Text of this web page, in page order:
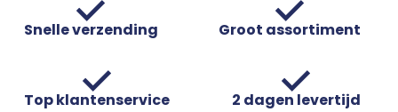
Snelle verzending Groot assortiment
Top klantenservice 2 dagen levertijd